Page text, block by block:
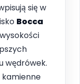
się w
Bocca
wędrówek.